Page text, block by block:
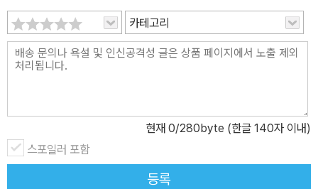
카테고리
현재 0/280byte (한글 140자 이내)
스포일러 포함
등록